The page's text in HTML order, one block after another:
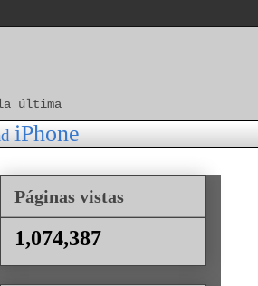
última
iPhone
Páginas vistas
1,074,387